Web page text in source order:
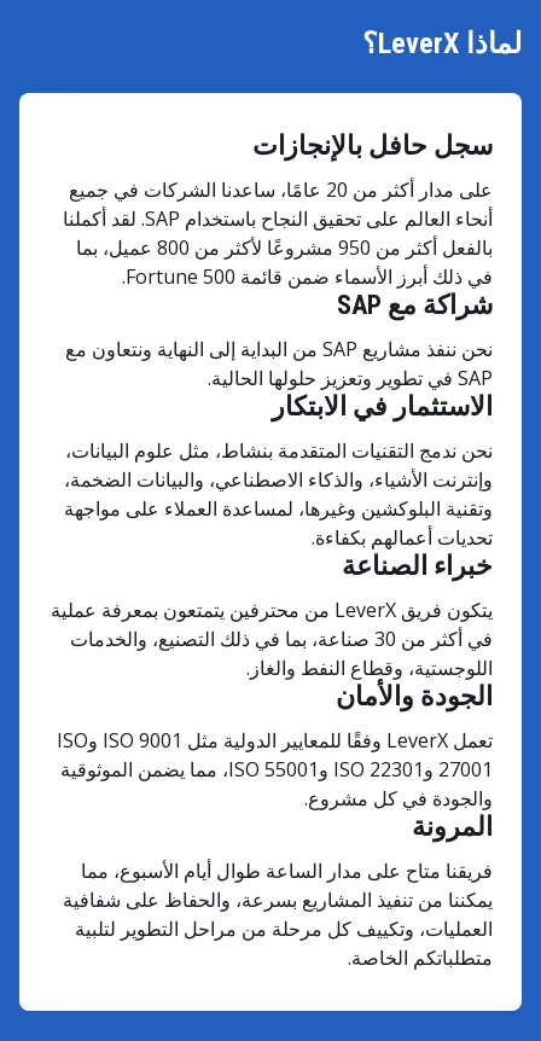
لماذا LeverX؟
سجل حافل بالإنجازات
على مدار أكثر من 20 عامًا، ساعدنا الشركات في جميع
أنحاء العالم على تحقيق النجاح باستخدام SAP. لقد أكملنا
بالفعل أكثر من 950 مشروعًا لأكثر من 800 عميل، بما
في ذلك أبرز الأسماء ضمن قائمة Fortune 500.
خبراء الصناعة
يتكون فريق LeverX من محترفين يتمتعون بمعرفة عملية
في أكثر من 30 صناعة، بما في ذلك التصنيع، والخدمات
اللوجستية، وقطاع النفط والغاز.
شراكة مع SAP
نحن ننفذ مشاريع SAP من البداية إلى النهاية ونتعاون مع
SAP في تطوير وتعزيز حلولها الحالية.
الجودة والأمان
تعمل LeverX وفقًا للمعايير الدولية مثل ISO 9001 وISO
27001 وISO 22301 وISO 55001، مما يضمن الموثوقية
والجودة في كل مشروع.
الاستثمار في الابتكار
نحن ندمج التقنيات المتقدمة بنشاط، مثل علوم البيانات،
وإنترنت الأشياء، والذكاء الاصطناعي، والبيانات الضخمة،
وتقنية البلوكشين وغيرها، لمساعدة العملاء على مواجهة
تحديات أعمالهم بكفاءة.
المرونة
فريقنا متاح على مدار الساعة طوال أيام الأسبوع، مما
يمكننا من تنفيذ المشاريع بسرعة، والحفاظ على شفافية
العمليات، وتكييف كل مرحلة من مراحل التطوير لتلبية
متطلباتكم الخاصة.